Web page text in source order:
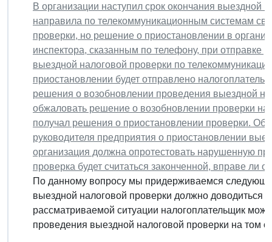
В организации наступил срок окончания выездной
направила по телекоммуникационным системам
проверки, но решение о приостановлении в
инспектора, сказанным по телефону, при отправке
выездной налоговой проверки по
приостановлении будет отправлено
решения о возобновлении проведения выездной
обжаловать решение о возобновлении проверки на
получал решения о приостановлении проверки.
руководителя предприятия о приостановлении
организация должна опротестовать нарушенную
проверка будет считаться законченной, вправе ли
По данному вопросу мы придерживаемся
выездной налоговой проверки должно доводиться
рассматриваемой ситуации налогоплательщик
проведения выездной налоговой проверки на том